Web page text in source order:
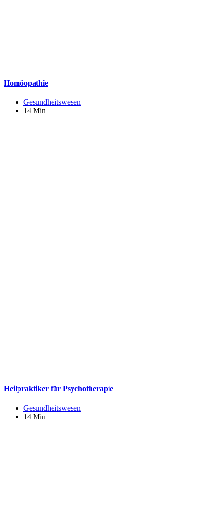
Homöopathie
Gesundheitswesen
14 Min
Heilpraktiker für Psychotherapie
Gesundheitswesen
14 Min